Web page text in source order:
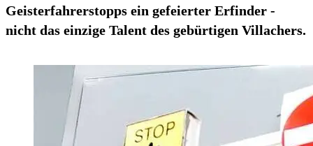
Geisterfahrerstopps ein gefeierter Erfinder -
nicht das einzige Talent des gebürtigen Villachers.